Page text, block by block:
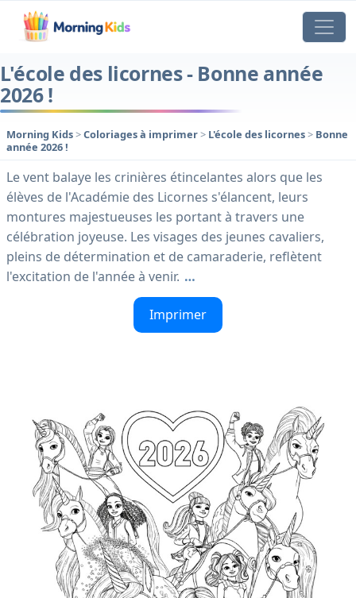
L'école des licornes - Bonne année
2026 !
Morning Kids>Coloriages à imprimer> L'école des licornes> Bonne
année 2026 !
Le vent balaye les crinières étincelantes alors que les
élèves de l'Académie des Licornes s'élancent, leurs
montures majestueuses les portant à travers une
célébration joyeuse. Les visages des jeunes cavaliers,
pleins de détermination et de camaraderie, reflètent
l'excitation de l'année à venir. …
Imprimer